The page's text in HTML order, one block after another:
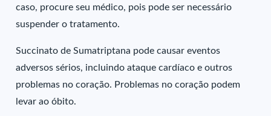
caso, procure seu médico, pois pode ser necessário
suspender o tratamento.
Succinato de Sumatriptana pode causar eventos
adversos sérios, incluindo ataque cardíaco e outros
problemas no coração. Problemas no coração podem
levar ao óbito.